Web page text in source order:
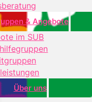
& Angebote
im SUB
Über uns